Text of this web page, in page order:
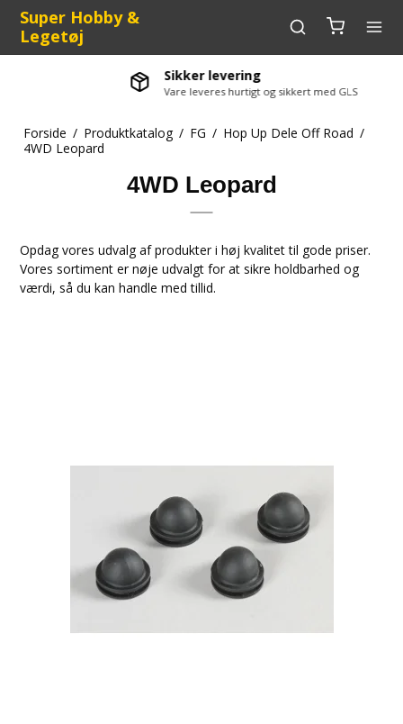
Super Hobby &
Legetøj
Sikker levering
Vare leveres hurtigt og sikkert med GLS
Forside / Produktkatalog / FG / Hop Up Dele Off Road /
4WD Leopard
4WD Leopard
Opdag vores udvalg af produkter i høj kvalitet til gode priser.
Vores sortiment er nøje udvalgt for at sikre holdbarhed og
værdi, så du kan handle med tillid.